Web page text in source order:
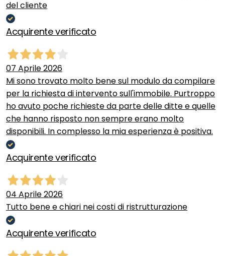
del cliente
Acquirente verificato
07 Aprile 2026
Mi sono trovato molto bene sul modulo da compilare
per la richiesta di intervento sull'immobile. Purtroppo
ho avuto poche richieste da parte delle ditte e quelle
che hanno risposto non sempre erano molto
disponibili. In complesso la mia esperienza è positiva.
Acquirente verificato
04 Aprile 2026
Tutto bene e chiari nei costi di ristrutturazione
Acquirente verificato